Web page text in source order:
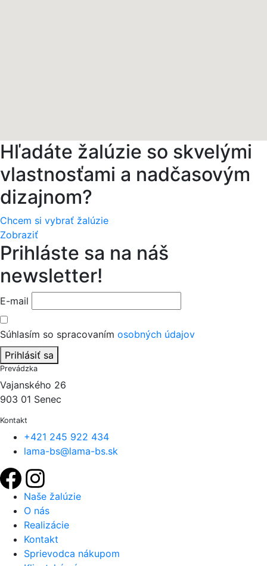
Hľadáte žalúzie so skvelými
vlastnosťami a nadčasovým
dizajnom?
Chcem si vybrať žalúzie
Zobraziť
Prihláste sa na náš
newsletter!
E-mail
Súhlasím so spracovaním osobných údajov
Prihlásiť sa
Prevádzka
Vajanského 26
903 01 Senec
Kontakt
+421 245 922 434
lama-bs@lama-bs.sk
Naše žalúzie
O nás
Realizácie
Kontakt
Sprievodca nákupom